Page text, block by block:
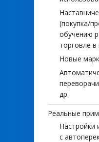
(покупка/
обучению
торговле
Новые
др.
Реальные
Настройки
с